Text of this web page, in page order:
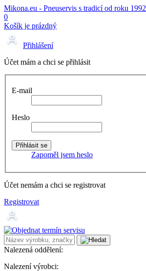
Mikona.eu - Pneuservis s tradicí od roku 1992
0
Košík je prázdný
Přihlášení
Účet mám a chci se přihlásit
E-mail
Heslo
Zapoměl jsem heslo
Účet nemám a chci se registrovat
Registrovat
Nalezená oddělení:
Nalezení výrobci: